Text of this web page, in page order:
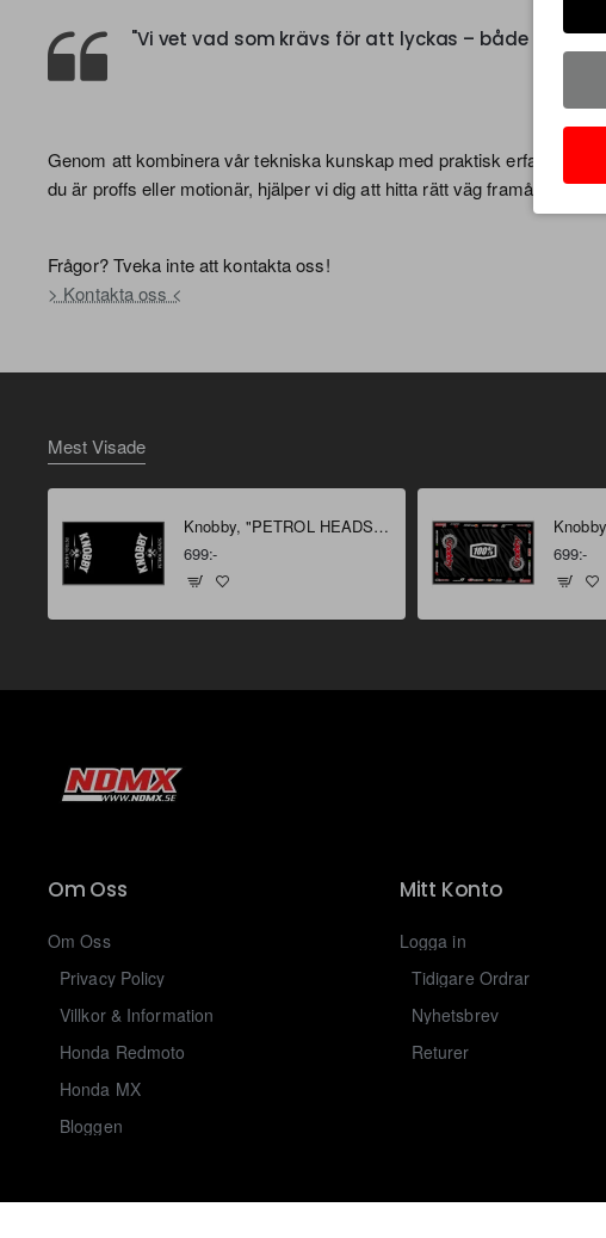
"Vi vet vad som krävs för att lyckas – både på
Genom att kombinera vår tekniska kunskap med praktisk erfarenhet
du är proffs eller motionär, hjälper vi dig att hitta rätt väg framåt.
Frågor? Tveka inte att kontakta oss!
> Kontakta oss <
Mest Visade
Knobby, "PETROL HEADS" Miljömatta 160 X 100 cm
699:-
699:-
Om Oss
Om Oss
Privacy Policy
Villkor & Information
Honda Redmoto
Honda MX
Bloggen
Mitt Konto
Logga in
Tidigare Ordrar
Nyhetsbrev
Returer